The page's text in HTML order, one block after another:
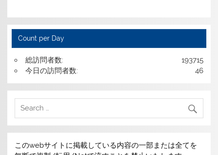
Count per Day
193715
総訪問者数:
46
今日の訪問者数:
このwebサイトに掲載している内容の一部または全てを